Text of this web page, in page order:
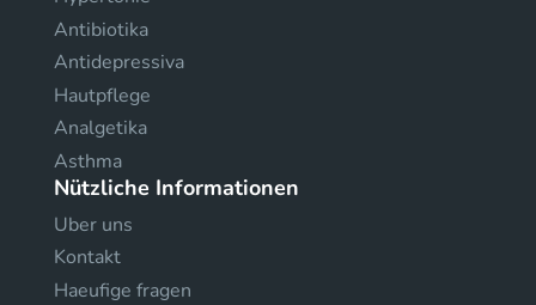
Antibiotika
Antidepressiva
Hautpflege
Analgetika
Asthma
Nützliche Informationen
Uber uns
Kontakt
Haeufige fragen